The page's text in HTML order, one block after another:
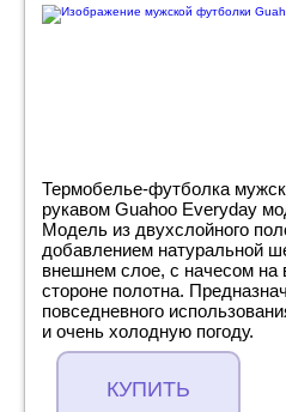
Термобелье-футболка
рукавом Guahoo Everyday
Модель из двухслойного
добавлением натуральной
внешнем слое, с начесом на
стороне полотна.
повседневного
и очень холодную погоду.
КУПИТЬ